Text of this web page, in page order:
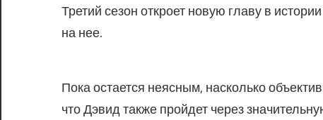
Третий сезон откроет новую главу в
на нее.
Пока остается неясным, насколько
что Дэвид также пройдет через